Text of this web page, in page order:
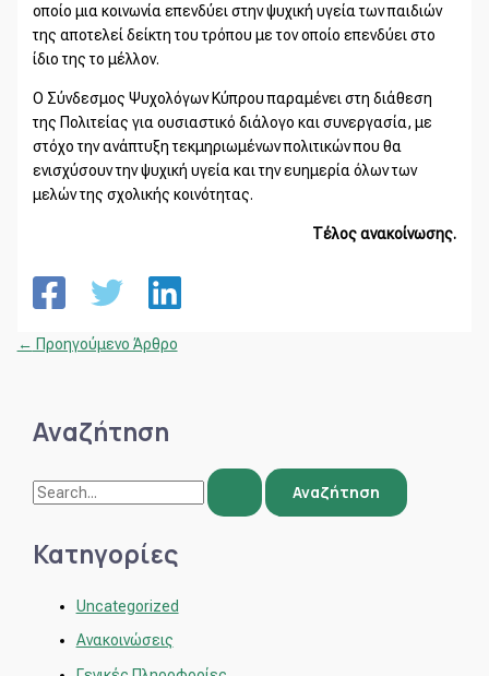
οποίο μια κοινωνία επενδύει στην ψυχική υγεία των παιδιών
της αποτελεί δείκτη του τρόπου με τον οποίο επενδύει στο
ίδιο της το μέλλον.
Ο Σύνδεσμος Ψυχολόγων Κύπρου παραμένει στη διάθεση
της Πολιτείας για ουσιαστικό διάλογο και συνεργασία, με
στόχο την ανάπτυξη τεκμηριωμένων πολιτικών που θα
ενισχύσουν την ψυχική υγεία και την ευημερία όλων των
μελών της σχολικής κοινότητας.
Τέλος ανακοίνωσης.
← Προηγούμενο Άρθρο
Αναζήτηση
Κατηγορίες
Uncategorized
Ανακοινώσεις